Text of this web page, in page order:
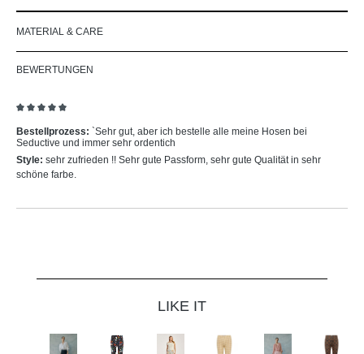
MATERIAL & CARE
BEWERTUNGEN
Bestellprozess: `Sehr gut, aber ich bestelle alle meine Hosen bei
Seductive und immer sehr ordentich
Style: sehr zufrieden !! Sehr gute Passform, sehr gute Qualität in sehr
schöne farbe.
LIKE IT